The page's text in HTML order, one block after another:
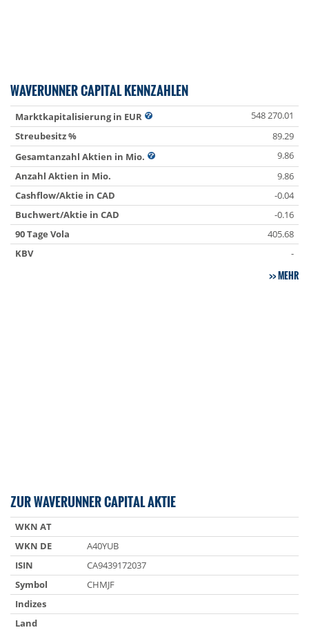
WAVERUNNER CAPITAL KENNZAHLEN
Marktkapitalisierung in EUR
548 270.01
Streubesitz %
89.29
Gesamtanzahl Aktien in Mio.
9.86
Anzahl Aktien in Mio.
9.86
Cashflow/Aktie in CAD
-0.04
Buchwert/Aktie in CAD
-0.16
90 Tage Vola
405.68
KBV
-
MEHR
ZUR WAVERUNNER CAPITAL AKTIE
WKN AT
WKN DE
A40YUB
ISIN
CA9439172037
Symbol
CHMJF
Indizes
Land